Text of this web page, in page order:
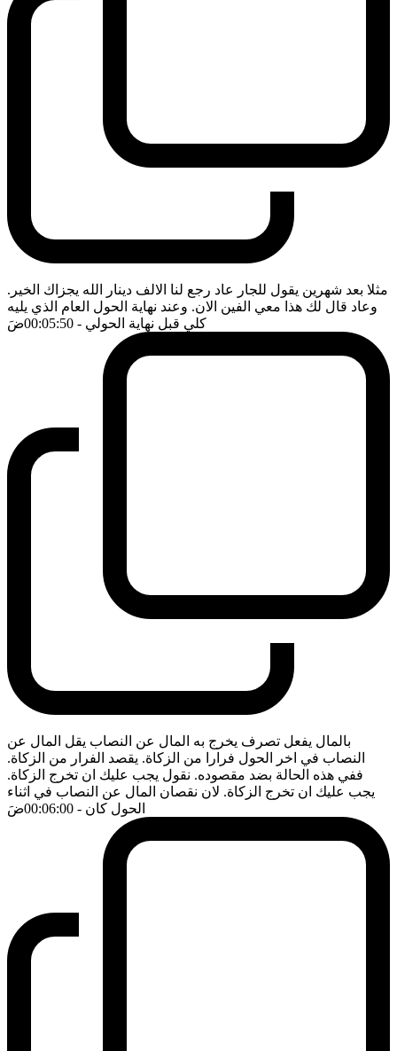
مثلا بعد شهرين يقول للجار عاد رجع لنا الالف دينار الله يجزاك الخير.
وعاد قال لك هذا معي الفين الان. وعند نهاية الحول العام الذي يليه
كلي قبل نهاية الحولي - 00:05:50 ضَ
بالمال يفعل تصرف يخرج به المال عن النصاب يقل المال عن
النصاب في اخر الحول فرارا من الزكاة. يقصد الفرار من الزكاة.
ففي هذه الحالة بضد مقصوده. نقول يجب عليك ان تخرج الزكاة.
يجب عليك ان تخرج الزكاة. لان نقصان المال عن النصاب في اثناء
الحول كان - 00:06:00 ضَ